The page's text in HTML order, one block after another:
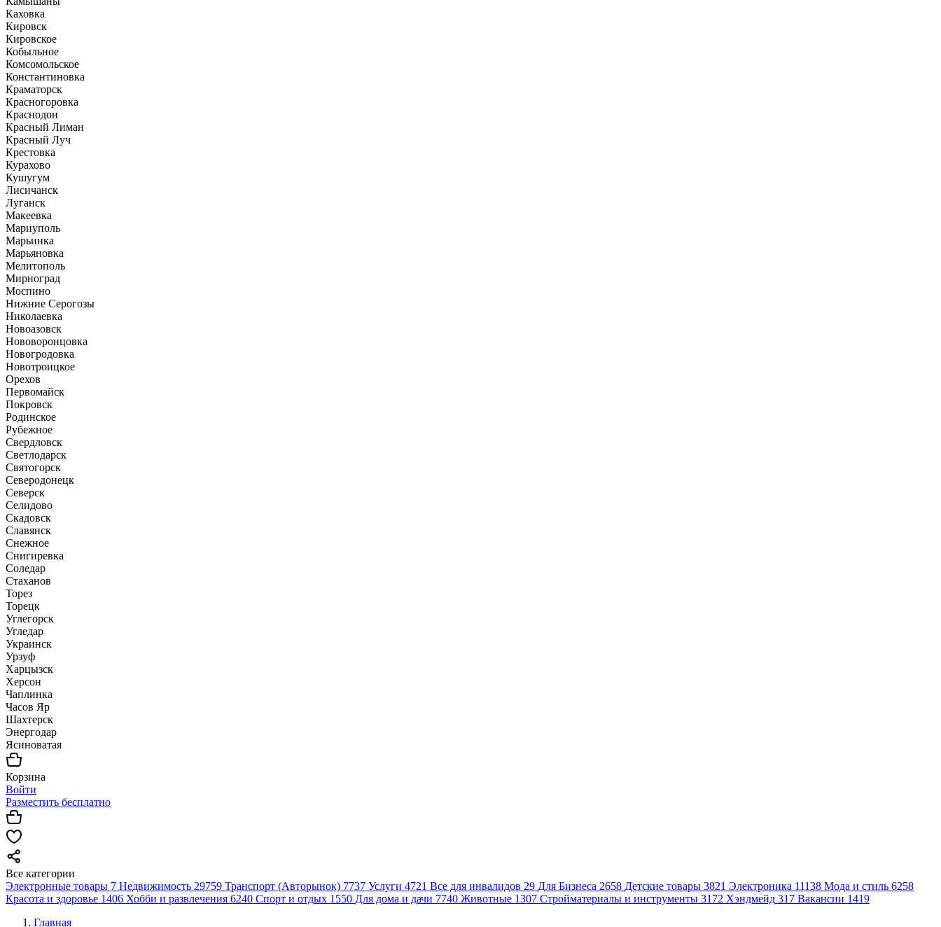
Каховка
Кировск
Кировское
Кобыльное
Комсомольское
Константиновка
Краматорск
Красногоровка
Краснодон
Красный Лиман
Красный Луч
Крестовка
Курахово
Кушугум
Лисичанск
Луганск
Макеевка
Мариуполь
Марьинка
Марьяновка
Мелитополь
Мирноград
Моспино
Нижние Серогозы
Николаевка
Новоазовск
Нововоронцовка
Новогродовка
Новотроицкое
Орехов
Первомайск
Покровск
Родинское
Рубежное
Свердловск
Светлодарск
Святогорск
Северодонецк
Северск
Селидово
Скадовск
Славянск
Снежное
Снигиревка
Соледар
Стаханов
Торез
Торецк
Углегорск
Угледар
Украинск
Урзуф
Харцызск
Херсон
Чаплинка
Часов Яр
Шахтерск
Энергодар
Ясиноватая
Корзина
Войти
Разместить бесплатно
Все категории
Электронные товары 7 Недвижимость 29759 Транспорт (Авторынок) 7737 Услуги 4721 Все для инвалидов 29 Для Бизнеса 2658 Детские товары 3821 Электроника 11138 Мода и стиль 6258
Красота и здоровье 1406 Хобби и развлечения 6240 Спорт и отдых 1550 Для дома и дачи 7740 Животные 1307 Стройматериалы и инструменты 3172 Хэндмейд 317 Вакансии 1419
Главная